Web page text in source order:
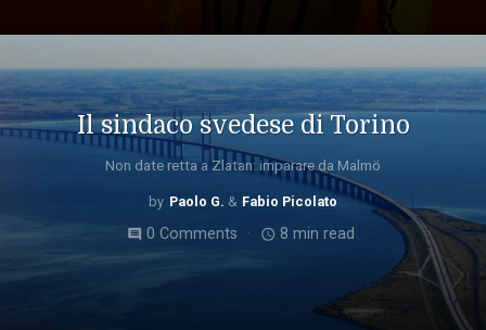
Il sindaco svedese di Torino
Non date retta a Zlatan: imparare da Malmö
Paolo G. Fabio Picolato
comment0 Comments access_time 8 min read